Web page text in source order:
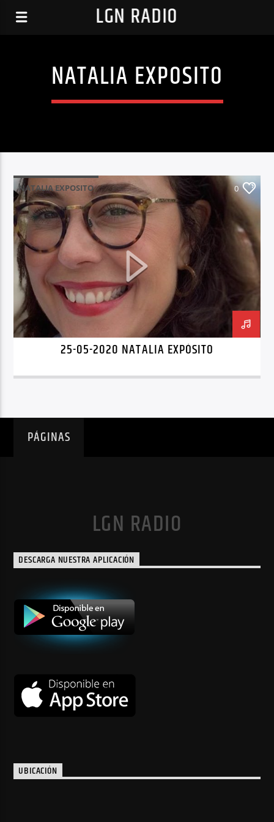
LGN RADIO
NATALIA EXPOSITO
NATALIA EXPOSITO 0
25-05-2020 NATALIA EXPÓSITO
PÁGINAS
LGN RADIO
DESCARGA NUESTRA APLICACIÓN
UBICACIÓN